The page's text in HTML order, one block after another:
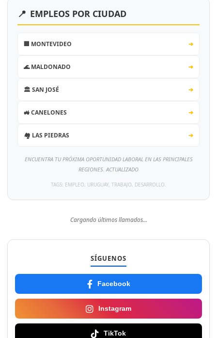
📍 EMPLEOS POR CIUDAD
🏢 MONTEVIDEO ➔
🌊 MALDONADO ➔
🏛️ SAN JOSÉ ➔
🚜 CANELONES ➔
🏘️ LAS PIEDRAS ➔
ENCUENTRA TU PRÓXIMA OPORTUNIDAD LABORAL EN LAS PRINCIPALES
REGIONES. ACTUALIZADO
TAGS: EMPLEO, URUGUAY, TRABAJO, DESARROLLO.
Cargando últimos llamados...
SÍGUENOS
Facebook
Instagram
TikTok